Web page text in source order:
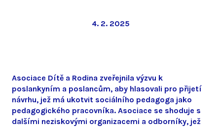
4. 2. 2025
Asociace Dítě a Rodina zveřejnila výzvu k
poslankyním a poslancům, aby hlasovali pro přijetí
návrhu, jež má ukotvit sociálního pedagoga jako
pedagogického pracovníka. Asociace se shoduje s
dalšími neziskovými organizacemi a odborníky, jež